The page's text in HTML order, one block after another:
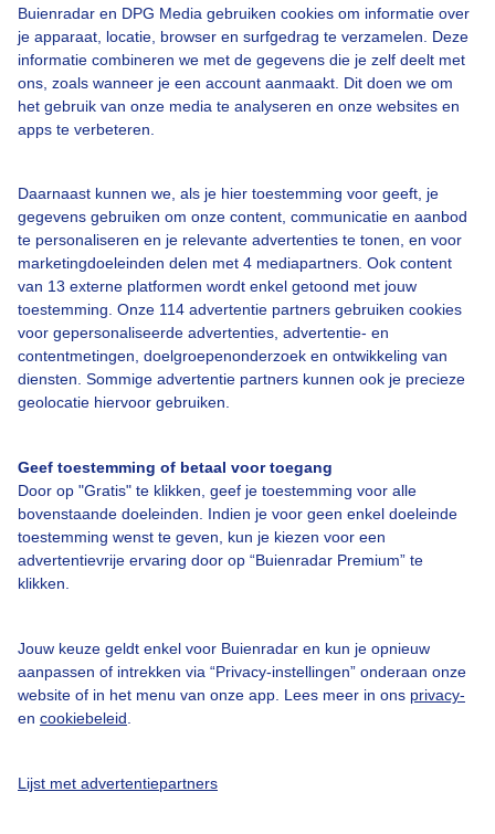
Buienradar en DPG Media gebruiken cookies om informatie over
je apparaat, locatie, browser en surfgedrag te verzamelen. Deze
informatie combineren we met de gegevens die je zelf deelt met
ons, zoals wanneer je een account aanmaakt. Dit doen we om
het gebruik van onze media te analyseren en onze websites en
apps te verbeteren.
Daarnaast kunnen we, als je hier toestemming voor geeft, je
gegevens gebruiken om onze content, communicatie en aanbod
te personaliseren en je relevante advertenties te tonen, en voor
marketingdoeleinden delen met 4 mediapartners. Ook content
van 13 externe platformen wordt enkel getoond met jouw
toestemming. Onze 114 advertentie partners gebruiken cookies
voor gepersonaliseerde advertenties, advertentie- en
contentmetingen, doelgroepenonderzoek en ontwikkeling van
diensten. Sommige advertentie partners kunnen ook je precieze
geolocatie hiervoor gebruiken.
Geef toestemming of betaal voor toegang
Door op "Gratis" te klikken, geef je toestemming voor alle
bovenstaande doeleinden. Indien je voor geen enkel doeleinde
toestemming wenst te geven, kun je kiezen voor een
advertentievrije ervaring door op “Buienradar Premium” te
klikken.
Jouw keuze geldt enkel voor Buienradar en kun je opnieuw
aanpassen of intrekken via “Privacy-instellingen” onderaan onze
website of in het menu van onze app. Lees meer in ons privacy-
en cookiebeleid
Lijst met advertentiepartners
Bekijk slideshow
Een moment geduld aub...
Over Buienradar
Contact
Toegankelijkheid
Gebruikersvoorwaarden
Buienradar Team
Privacy beleid
Cookie beleid
Gratis weerdata